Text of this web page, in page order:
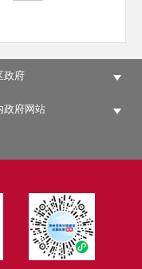
政府
政府网站